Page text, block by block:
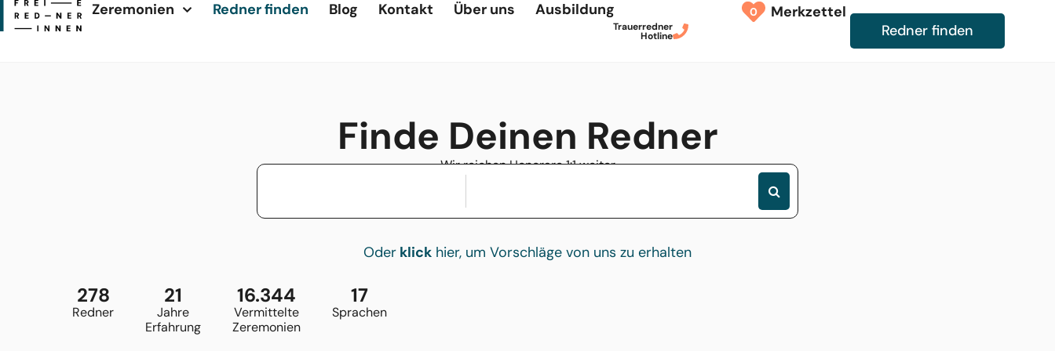
Zeremonien Redner finden Blog Kontakt Über uns Ausbildung
Trauerredner
Hotline
0
Merkzettel
Redner finden
Finde Deinen Redner
Wir reichen Honorare 1:1 weiter
Oder klick hier, um Vorschläge von uns zu erhalten
Redner
278
Jahre
Erfahrung
21
Vermittelte
Zeremonien
16.344
Sprachen
17